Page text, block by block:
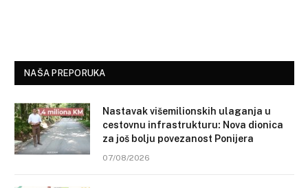
NAŠA PREPORUKA
Nastavak višemilionskih ulaganja u
cestovnu infrastrukturu: Nova dionica
za još bolju povezanost Ponijera
07/08/2026